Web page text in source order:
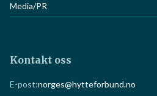
Media/PR
Kontakt oss
E-post:norges@hytteforbund.no